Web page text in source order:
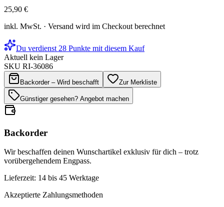
25,90 €
inkl. MwSt. · Versand wird im Checkout berechnet
Du verdienst 28 Punkte mit diesem Kauf
Aktuell kein Lager
SKU RI-36086
Backorder – Wird beschafft Zur Merkliste
Günstiger gesehen? Angebot machen
Backorder
Wir beschaffen deinen Wunschartikel exklusiv für dich – trotz
vorübergehendem Engpass.
Lieferzeit: 14 bis 45 Werktage
Akzeptierte Zahlungsmethoden